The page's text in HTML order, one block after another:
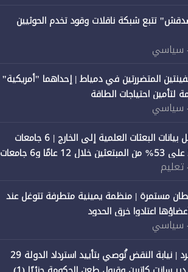
تتبع شبكة ناقلات وقود تخدم الحوثيين
سياسي
المتضررتين في دمياط | إحداهما "أمريكية"
لتأمين احتياجات الطاقة
سياسي
"متصدقش" تحلل بيانات البعثات العلمية إلى الخارج | 6 جامعات
حكومية تستحوذ على 53% من المبتعثين خلال 12 عامًا و6 جامعات
تعليم
مستمرة | منظمة يمينية متطرفة تتوغل عند
اعتادوا خرق الحدود
سياسي
"متصدقش" تنفرد | نيابة النقض تُوصي بتأييد استرداد الدولة 29